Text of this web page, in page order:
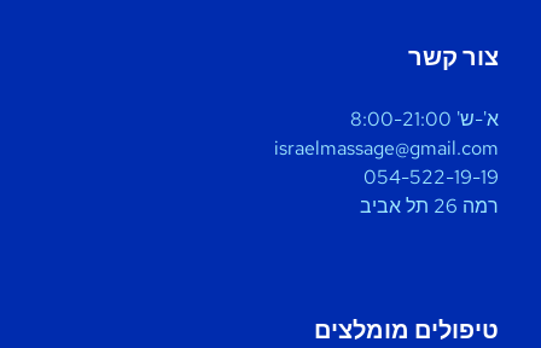
צור קשר
א'-ש' 8:00-21:00
israelmassage@gmail.com
054-522-19-19
רמה 26 תל אביב
טיפולים מומלצים